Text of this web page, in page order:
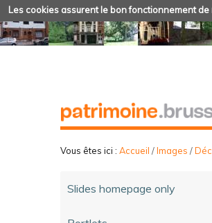
Les cookies assurent le bon fonctionnement
Vous êtes ici : Accueil /Images /
Slides homepage only